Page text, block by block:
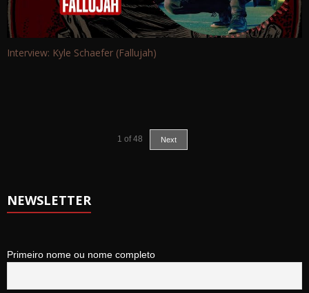
Interview: Kyle Schaefer (Fallujah)
1 of 48 Next
NEWSLETTER
Primeiro nome ou nome completo